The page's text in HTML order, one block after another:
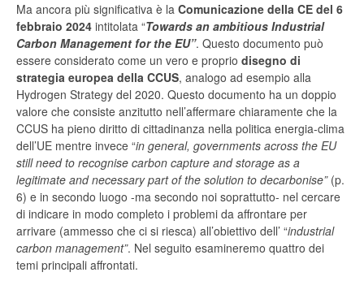
Ma ancora più significativa è la Comunicazione della CE del 6
febbraio 2024 intitolata “Towards an ambitious Industrial
Carbon Management for the EU”. Questo documento può
essere considerato come un vero e proprio disegno di
strategia europea della CCUS, analogo ad esempio alla
Hydrogen Strategy del 2020. Questo documento ha un doppio
valore che consiste anzitutto nell’affermare chiaramente che la
CCUS ha pieno diritto di cittadinanza nella politica energia-clima
dell’UE mentre invece “in general, governments across the EU
still need to recognise carbon capture and storage as a
legitimate and necessary part of the solution to decarbonise”(p.
6) e in secondo luogo -ma secondo noi soprattutto- nel cercare
di indicare in modo completo i problemi da affrontare per
arrivare (ammesso che ci si riesca) all’obiettivo dell’ “industrial
carbon management”. Nel seguito esamineremo quattro dei
temi principali affrontati.